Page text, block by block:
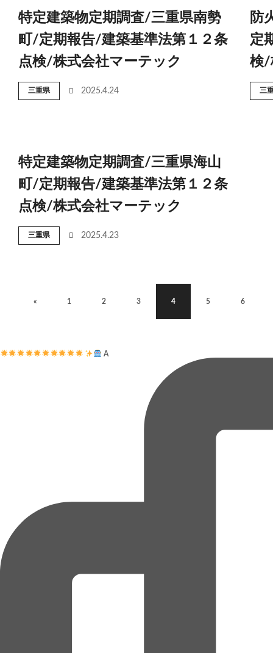
特定建築物定期調査/三重県南勢
町/定期報告/建築基準法第１２条
点検/株式会社マーテック
三重県 2025.4.24
防
定
検/
三
特定建築物定期調査/三重県海山
町/定期報告/建築基準法第１２条
点検/株式会社マーテック
三重県 2025.4.23
« 1 2 3 4 5 6
A